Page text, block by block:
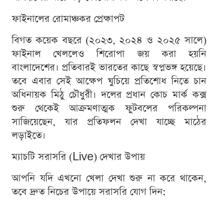
ফাইনালের রোমাঞ্চকর প্রেক্ষাপট
বিগত কয়েক বছরে (২০২৩, ২০২৪ ও ২০২৫ সালে)
ফাইনাল খেললেও শিরোপা জয় করা হয়নি
বাংলাদেশের। প্রতিবারই ভারতের কাছে স্বপ্নভঙ্গ হয়েছে।
তবে এবার সেই আক্ষেপ ঘুচিয়ে প্রতিশোধ নিতে চান
অধিনায়ক মিঠু চৌধুরী। দলের প্রধান কোচ মার্ক কক্স
শুরু থেকেই আক্রমণাত্মক ফুটবলের পরিকল্পনা
সাজিয়েছেন, যার প্রতিফলন দেখা যাচ্ছে মাঠের
লড়াইতে।
ম্যাচটি সরাসরি (Live) দেখার উপায়
আপনি যদি এখনো খেলা দেখা শুরু না করে থাকেন,
তবে দ্রুত নিচের উপায়ে সরাসরি যোগ দিন: